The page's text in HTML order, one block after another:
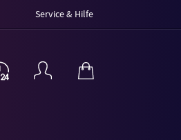
Service & Hilfe